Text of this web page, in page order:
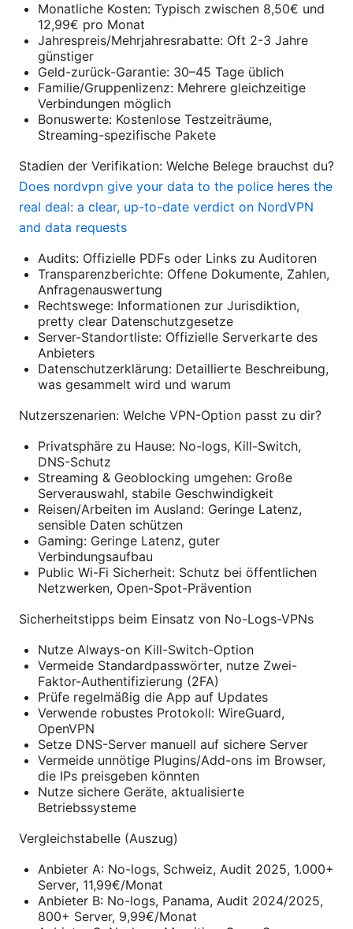
Monatliche Kosten: Typisch zwischen 8,50€ und
12,99€ pro Monat
Jahrespreis/Mehrjahresrabatte: Oft 2-3 Jahre
günstiger
Geld-zurück-Garantie: 30–45 Tage üblich
Familie/Gruppenlizenz: Mehrere gleichzeitige
Verbindungen möglich
Bonuswerte: Kostenlose Testzeiträume,
Streaming-spezifische Pakete
Stadien der Verifikation: Welche Belege brauchst du?
Does nordvpn give your data to the police heres the
real deal: a clear, up-to-date verdict on NordVPN
and data requests
Audits: Offizielle PDFs oder Links zu Auditoren
Transparenzberichte: Offene Dokumente, Zahlen,
Anfragenauswertung
Rechtswege: Informationen zur Jurisdiktion,
pretty clear Datenschutzgesetze
Server-Standortliste: Offizielle Serverkarte des
Anbieters
Datenschutzerklärung: Detaillierte Beschreibung,
was gesammelt wird und warum
Nutzerszenarien: Welche VPN-Option passt zu dir?
Privatsphäre zu Hause: No-logs, Kill-Switch,
DNS-Schutz
Streaming & Geoblocking umgehen: Große
Serverauswahl, stabile Geschwindigkeit
Reisen/Arbeiten im Ausland: Geringe Latenz,
sensible Daten schützen
Gaming: Geringe Latenz, guter
Verbindungsaufbau
Public Wi-Fi Sicherheit: Schutz bei öffentlichen
Netzwerken, Open-Spot-Prävention
Sicherheitstipps beim Einsatz von No-Logs-VPNs
Nutze Always-on Kill-Switch-Option
Vermeide Standardpasswörter, nutze Zwei-
Faktor-Authentifizierung (2FA)
Prüfe regelmäßig die App auf Updates
Verwende robustes Protokoll: WireGuard,
OpenVPN
Setze DNS-Server manuell auf sichere Server
Vermeide unnötige Plugins/Add-ons im Browser,
die IPs preisgeben könnten
Nutze sichere Geräte, aktualisierte
Betriebssysteme
Vergleichstabelle (Auszug)
Anbieter A: No-logs, Schweiz, Audit 2025, 1.000+
Server, 11,99€/Monat
Anbieter B: No-logs, Panama, Audit 2024/2025,
800+ Server, 9,99€/Monat